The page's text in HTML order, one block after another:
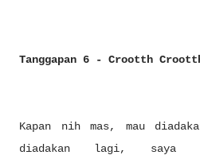
Tanggapan 6 - Crootth
Kapan nih mas, mau
diadakan lagi, saya